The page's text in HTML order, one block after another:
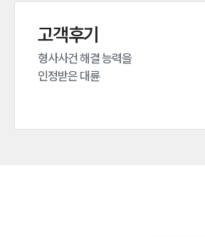
고객후기
형사사건 해결 능력을
인정받은 대륜